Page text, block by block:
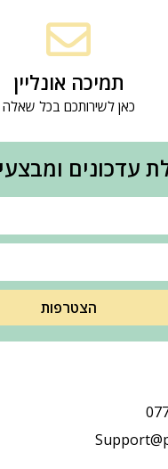
תמיכה אונליין
כאן לשירותכם בכל שאלה
עדכונים
הצטרפות